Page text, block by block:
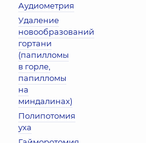
Аудиометрия
Удаление
новообразований
гортани
(папилломы
в горле,
папилломы
на
миндалинах)
Полипотомия
уха